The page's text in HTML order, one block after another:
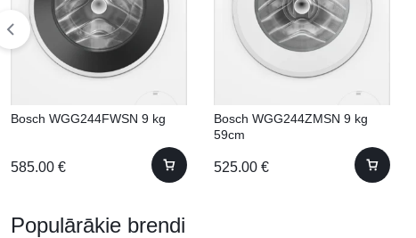
Bosch WGG244FWSN 9 kg
585.00 €
Bosch WGG244ZMSN 9 kg
59cm
525.00 €
Populārākie brendi